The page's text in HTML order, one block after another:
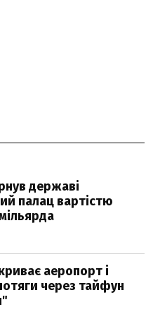
державі
палац вартістю
аеропорт і
через тайфун